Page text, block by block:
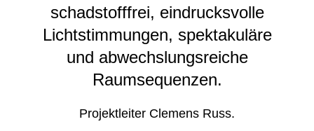
schadstofffrei, eindrucksvolle
Lichtstimmungen, spektakuläre
und abwechslungsreiche
Raumsequenzen.
Projektleiter Clemens Russ.